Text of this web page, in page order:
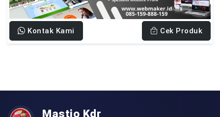
Kontak Kami Cek Produk
Mastio Kdr